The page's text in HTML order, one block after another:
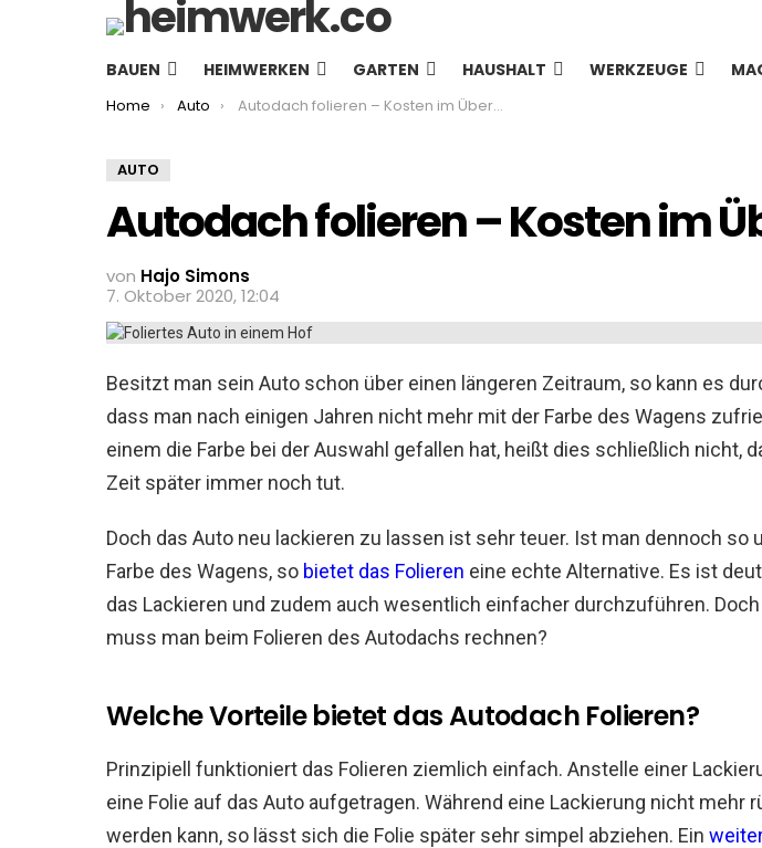
BAUEN HEIMWERKEN GARTEN HAUSHALT WERKZEUGE
You are here:
Home Auto Autodach folieren – Kosten im Überblick
AUTO
Autodach folieren – Kosten im
von Hajo Simons
7. Oktober 2020, 12:04
Besitzt man sein Auto schon über einen längeren Zeitraum, so kann es
dass man nach einigen Jahren nicht mehr mit der Farbe des Wagens
einem die Farbe bei der Auswahl gefallen hat, heißt dies schließlich nicht,
Zeit später immer noch tut.
Doch das Auto neu lackieren zu lassen ist sehr teuer. Ist man dennoch so
Farbe des Wagens, so bietet das Folieren eine echte Alternative. Es ist
das Lackieren und zudem auch wesentlich einfacher durchzuführen.
muss man beim Folieren des Autodachs rechnen?
Welche Vorteile bietet das Autodach Folieren?
Prinzipiell funktioniert das Folieren ziemlich einfach. Anstelle einer
eine Folie auf das Auto aufgetragen. Während eine Lackierung nicht mehr
werden kann, so lässt sich die Folie später sehr simpel abziehen. Ein